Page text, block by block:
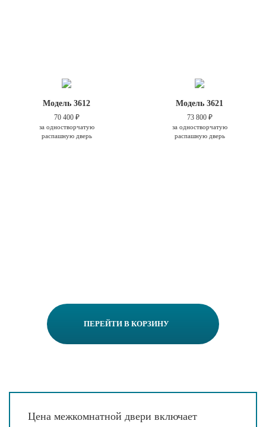
Модель 3612
70 400 ₽
за одностворчатую
распашную дверь
Модель 3621
73 800 ₽
за одностворчатую
распашную дверь
ПЕРЕЙТИ В КОРЗИНУ
Цена межкомнатной двери включает